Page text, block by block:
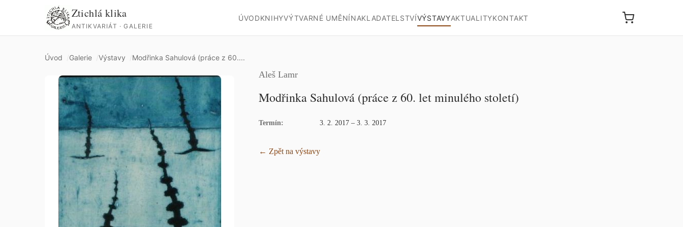
Ztichlá klika
ANTIKVARIÁT · GALERIE
ÚVODKNIHYVÝTVARNÉ UMĚNÍNAKLADATELSTVÍVÝSTAVYAKTUALITYKONTAKT
Úvod Galerie Výstavy Modřinka Sahulová (práce z 60....
Aleš Lamr
Modřinka Sahulová (práce z 60. let minulého století)
Termín: 3. 2. 2017 – 3. 3. 2017
← Zpět na výstavy